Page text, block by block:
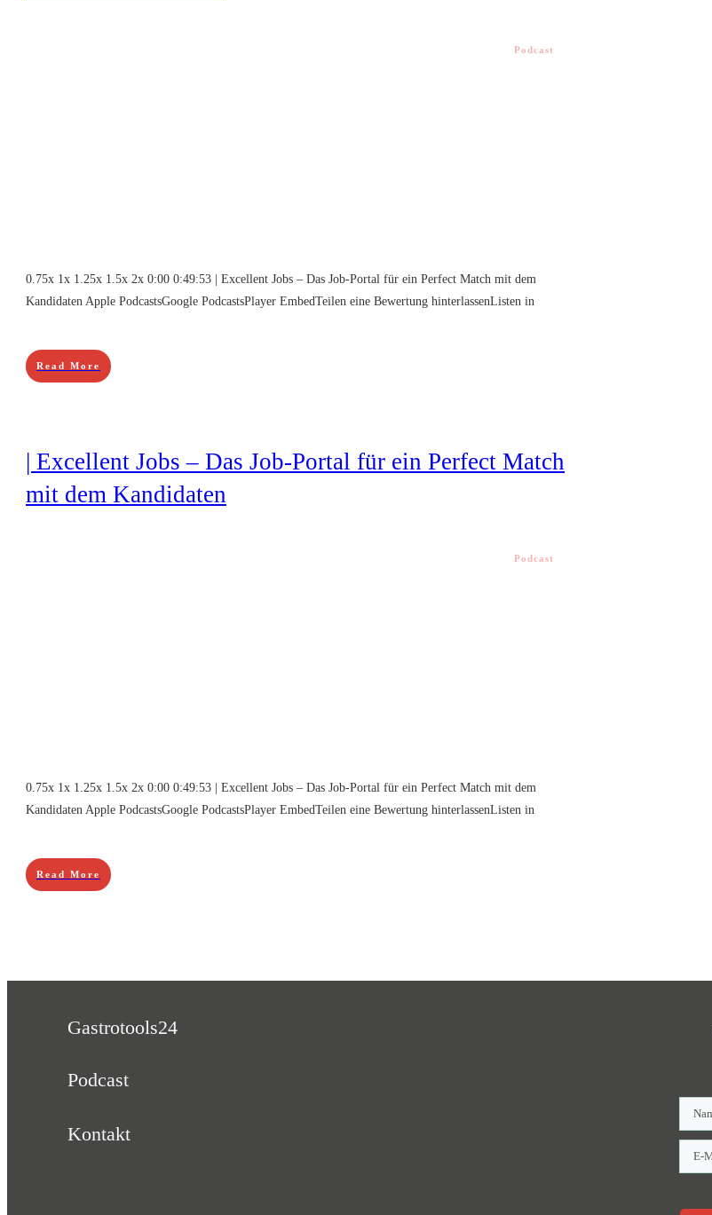
Podcast
0.75x 1x 1.25x 1.5x 2x 0:00 0:49:53 | Excellent Jobs – Das Job-Portal für ein Perfect Match mit dem
Kandidaten Apple PodcastsGoogle PodcastsPlayer EmbedTeilen eine Bewertung hinterlassenListen in
Read More
| Excellent Jobs – Das Job-Portal für ein Perfect Match
mit dem Kandidaten
Podcast
0.75x 1x 1.25x 1.5x 2x 0:00 0:49:53 | Excellent Jobs – Das Job-Portal für ein Perfect Match mit dem
Kandidaten Apple PodcastsGoogle PodcastsPlayer EmbedTeilen eine Bewertung hinterlassenListen in
Read More
Gastrotools24
Podcast
Kontakt